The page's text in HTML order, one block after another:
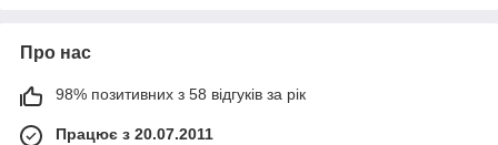
Про нас
98% позитивних з 58 відгуків за рік
Працює з 20.07.2011